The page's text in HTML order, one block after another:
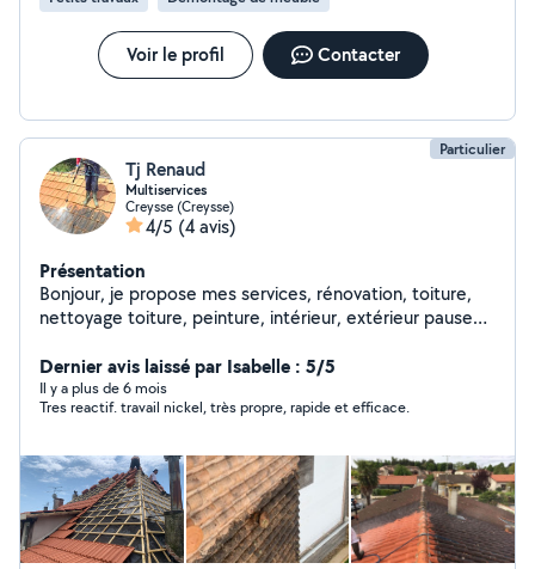
Voir le profil Contacter
Particulier
Tj Renaud
Multiservices
Creysse (Creysse)
4/5 (4 avis)
Présentation
Bonjour, je propose mes services, rénovation, toiture,
nettoyage toiture, peinture, intérieur, extérieur pause
Dernier avis laissé par Isabelle : 5/5
Il y a plus de 6 mois
Tres reactif. travail nickel, très propre, rapide et efficace.